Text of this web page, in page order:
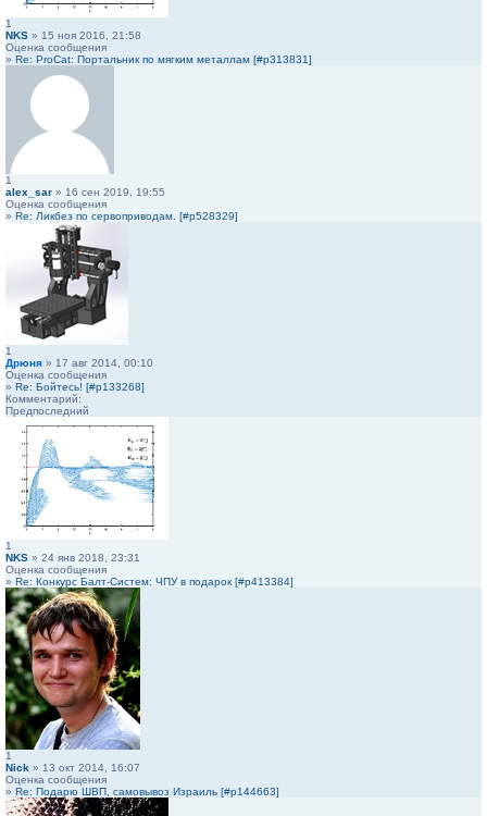
1
NKS » 15 ноя 2016, 21:58
Оценка сообщения
» Re: ProCat: Портальник по мягким металлам [#p313831]
1
alex_sar » 16 сен 2019, 19:55
Оценка сообщения
» Re: Ликбез по сервоприводам. [#p528329]
1
Дрюня » 17 авг 2014, 00:10
Оценка сообщения
» Re: Бойтесь! [#p133268]
Комментарий:
Предпоследний
1
NKS » 24 янв 2018, 23:31
Оценка сообщения
» Re: Конкурс Балт-Систем: ЧПУ в подарок [#p413384]
1
Nick » 13 окт 2014, 16:07
Оценка сообщения
» Re: Подарю ШВП, самовывоз Израиль [#p144663]